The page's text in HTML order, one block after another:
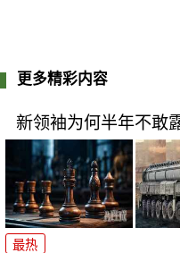
更多精彩内容
新领袖为何半年不敢
最热